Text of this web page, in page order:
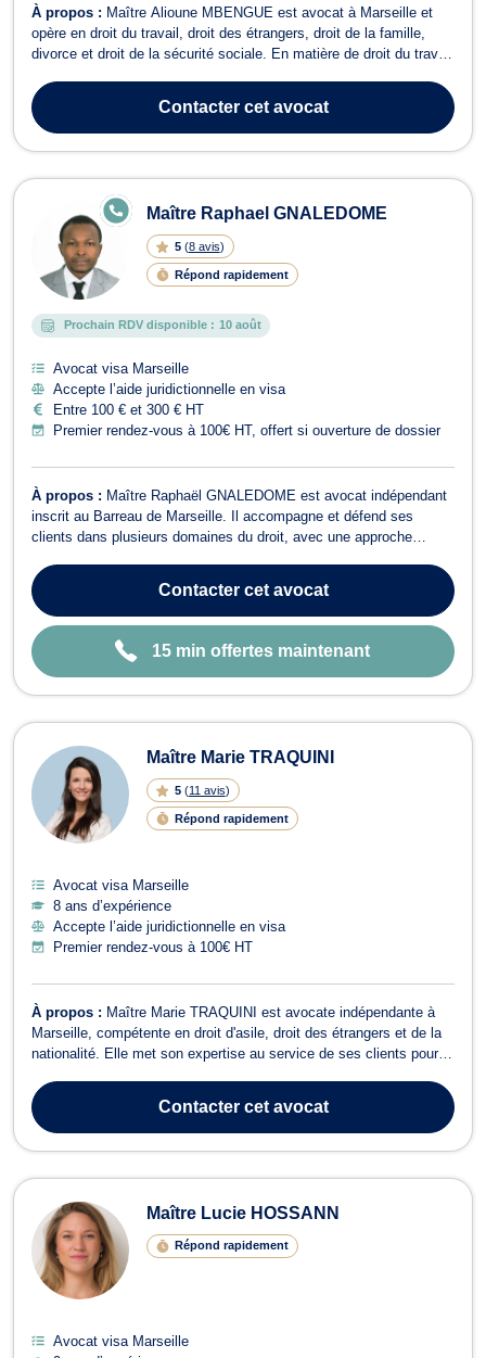
À propos : Maître Alioune MBENGUE est avocat à Marseille et
opère en droit du travail, droit des étrangers, droit de la famille,
divorce et droit de la sécurité sociale. En matière de droit du travail
devant le conseil de Prud’hommes pour des questions de
licenciements, harcèle...Contactercet avocat
Maître Raphael GNALEDOME
5 (8 avis)
Répond rapidement
E
N
E
Prochain RDV disponible : 10 août
Avocat visa Marseille
Accepte l’aide juridictionnelle en visa
Entre 100 € et 300 € HT
Premier rendez-vous à 100€ HT, offert si ouverture de dossier
À propos : Maître Raphaël GNALEDOME est avocat indépendant
inscrit au Barreau de Marseille. Il accompagne et défend ses
clients dans plusieurs domaines du droit, avec une approche
droit des personnes et de la famille, devant le juge aux affaires
familiales, pour les ques...Contactercet avocat
15 min offertes maintenant
Maître Marie TRAQUINI
5 (11 avis)
Répond rapidement
Avocat visa Marseille
8 ans d’expérience
Accepte l’aide juridictionnelle en visa
Premier rendez-vous à 100€ HT
À propos : Maître Marie TRAQUINI est avocate indépendante à
Marseille, compétente en droit d'asile, droit des étrangers et de la
nationalité. Elle met son expertise au service de ses clients pour
Maître TRAQUINI vous assiste lors des entretiens avec l'OFPRA
et des audi...
Contactercet avocat
Maître Lucie HOSSANN
Répond rapidement
Avocat visa Marseille